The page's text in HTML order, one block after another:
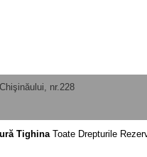
nr.228
TighinaToate Drepturile